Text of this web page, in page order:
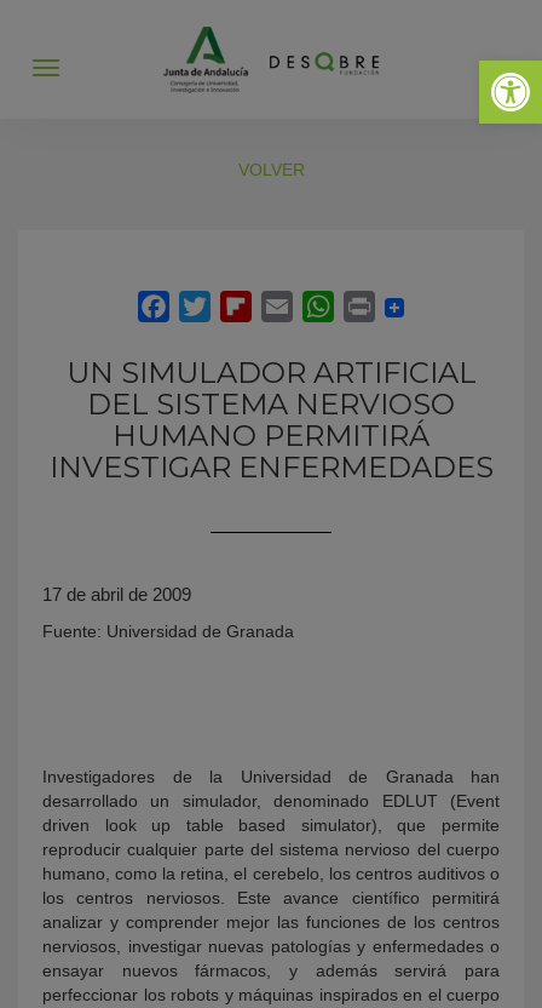
Abrir
Abrir
VOLVER
UN SIMULADOR ARTIFICIAL
DEL SISTEMA NERVIOSO
HUMANO PERMITIRÁ
INVESTIGAR ENFERMEDADES
17 de abril de 2009
Fuente: Universidad de Granada
Investigadores de la Universidad de Granada han
desarrollado un simulador, denominado EDLUT (Event
driven look up table based simulator), que permite
reproducir cualquier parte del sistema nervioso del cuerpo
humano, como la retina, el cerebelo, los centros auditivos o
los centros nerviosos. Este avance científico permitirá
analizar y comprender mejor las funciones de los centros
nerviosos, investigar nuevas patologías y enfermedades o
ensayar nuevos fármacos, y además servirá para
perfeccionar los robots y máquinas inspirados en el cuerpo